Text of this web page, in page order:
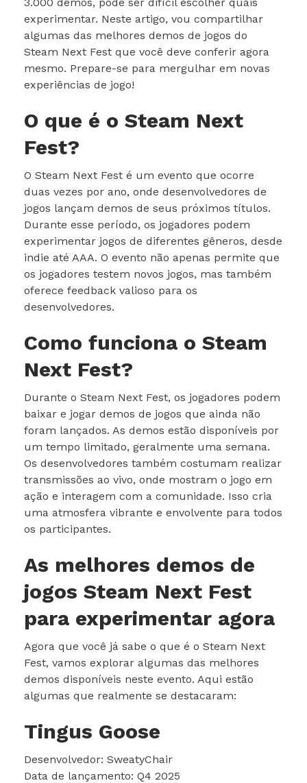
experimentar. Neste artigo, vou compartilhar
algumas das melhores demos de jogos do
Steam Next Fest que você deve conferir agora
mesmo. Prepare-se para mergulhar em novas
experiências de jogo!
O que é o Steam Next
Fest?
O Steam Next Fest é um evento que ocorre
duas vezes por ano, onde desenvolvedores de
jogos lançam demos de seus próximos títulos.
Durante esse período, os jogadores podem
experimentar jogos de diferentes gêneros, desde
indie até AAA. O evento não apenas permite que
os jogadores testem novos jogos, mas também
oferece feedback valioso para os
desenvolvedores.
Como funciona o Steam
Next Fest?
Durante o Steam Next Fest, os jogadores podem
baixar e jogar demos de jogos que ainda não
foram lançados. As demos estão disponíveis por
um tempo limitado, geralmente uma semana.
Os desenvolvedores também costumam realizar
transmissões ao vivo, onde mostram o jogo em
ação e interagem com a comunidade. Isso cria
uma atmosfera vibrante e envolvente para todos
os participantes.
As melhores demos de
jogos Steam Next Fest
para experimentar agora
Agora que você já sabe o que é o Steam Next
Fest, vamos explorar algumas das melhores
demos disponíveis neste evento. Aqui estão
algumas que realmente se destacaram:
Tingus Goose
Desenvolvedor: SweatyChair
Data de lançamento: Q4 2025